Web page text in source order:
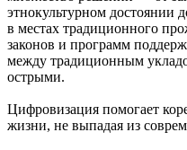
этнокультурном достоянии
в местах традиционного
законов и программ
между традиционным
острыми.
Цифровизация помогает
жизни, не выпадая из